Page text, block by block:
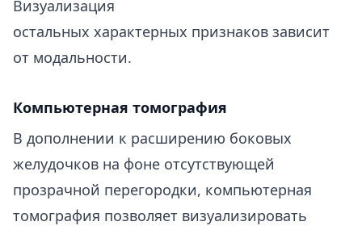
Визуализация
остальных характерных признаков зависит
от модальности.
Компьютерная томография
В дополнении к расширению боковых
желудочков на фоне отсутствующей
прозрачной перегородки, компьютерная
томография позволяет визуализировать